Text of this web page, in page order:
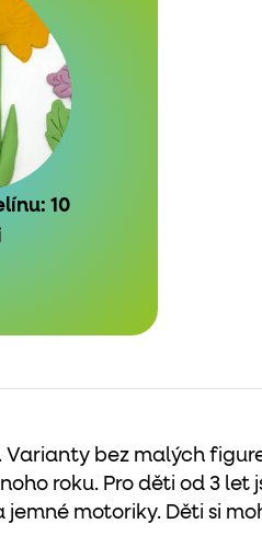
10
bez malých
roku. Pro děti od 3
motoriky. Děti si